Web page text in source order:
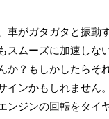
車がガタガタと振動
スムーズに加速しな
か？もしかしたらそ
インかもしれません
ンジンの回転をタイ